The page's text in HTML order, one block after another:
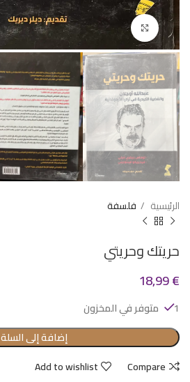
Click to enlarge
الرئيسية فلسفة
حريتك وحريتي
18,99€
1 متوفر في المخزون
إضافة إلى السلة
Compare
Add to wishlist